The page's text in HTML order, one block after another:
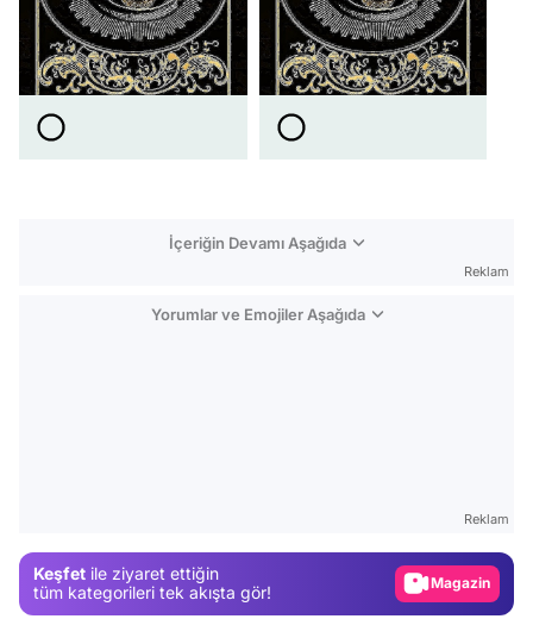
İçeriğin Devamı Aşağıda
Reklam
Yorumlar ve Emojiler Aşağıda
Reklam
Keşfet ile ziyaret ettiğin
tüm kategorileri tek akışta gör!
Magazin